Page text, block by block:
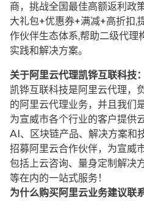
商，挑战全国最佳高额返利政
大礼包+优惠券+满减+高折扣,
作伙伴生态体系,帮助二级代理
实践和解决方案。
关于阿里云代理凯铧互联科技：
凯铧互联科技是阿里云代理，
的阿里云代理业务，并且我们
为宣威市各个行业的客户提供
AI、区块链产品、解决方案和
招募阿里云合作伙伴，为宣威
包括上云咨询、量身定制解决
等在内的一站式服务！
为什么购买阿里云业务建议联